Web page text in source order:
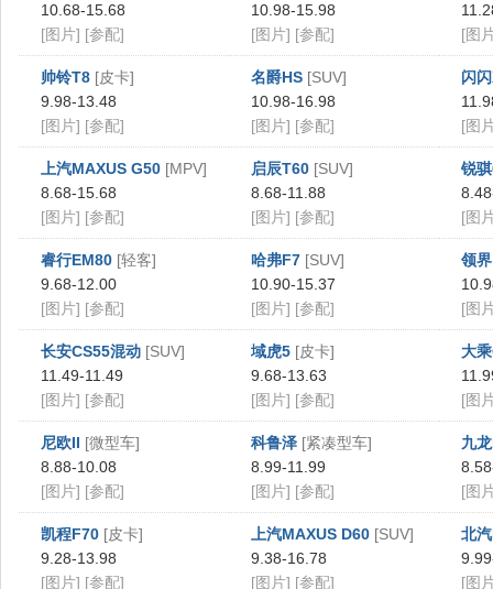
10.68-15.68
[图片] [参配]
10.98-15.98
[图片] [参配]
[图
帅铃T8 [皮卡]
9.98-13.48
[图片] [参配]
名爵HS [SUV]
10.98-16.98
[图片] [参配]
闪
[图
上汽MAXUS G50 [MPV]
8.68-15.68
[图片] [参配]
启辰T60 [SUV]
8.68-11.88
[图片] [参配]
锐
[图
睿行EM80 [轻客]
9.68-12.00
[图片] [参配]
哈弗F7 [SUV]
10.90-15.37
[图片] [参配]
领界
[图
长安CS55混动 [SUV]
11.49-11.49
[图片] [参配]
域虎5 [皮卡]
9.68-13.63
[图片] [参配]
大
[图
尼欧II [微型车]
8.88-10.08
[图片] [参配]
科鲁泽 [紧凑型车]
8.99-11.99
[图片] [参配]
九
[图
凯程F70 [皮卡]
9.28-13.98
[图片] [参配]
上汽MAXUS D60 [SUV]
9.38-16.78
[图片] [参配]
北
[图